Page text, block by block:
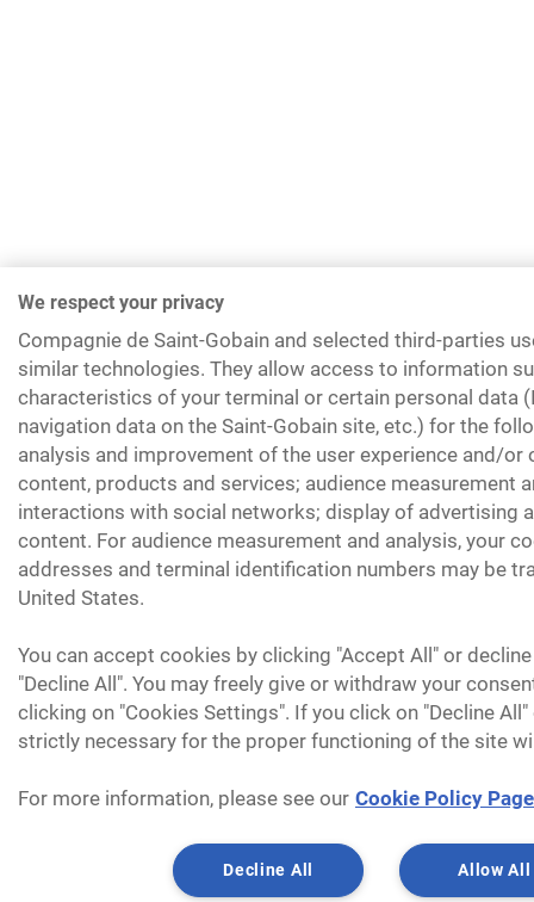
We respect your privacy
Compagnie de Saint-Gobain and selected third-parties
similar technologies. They allow access to information
characteristics of your terminal or certain personal data
navigation data on the Saint-Gobain site, etc.) for the
analysis and improvement of the user experience and/or
content, products and services; audience measurement
interactions with social networks; display of advertising
content. For audience measurement and analysis, your
addresses and terminal identification numbers may be
United States.
You can accept cookies by clicking "Accept All" or
"Decline All". You may freely give or withdraw your
clicking on "Cookies Settings". If you click on "Decline
strictly necessary for the proper functioning of the site
For more information, please see our Cookie Policy Page
Allow All
Decline All